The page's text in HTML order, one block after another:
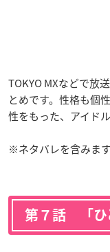
TOKYO MXなどで放
とめです。性格も個
性をもった、アイド
※ネタバレを含みま
第７話 「ひ